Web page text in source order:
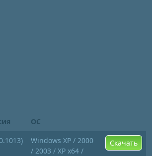
ОС
Windows XP / 2000
/ 2003 / XP x64 /
Скачать